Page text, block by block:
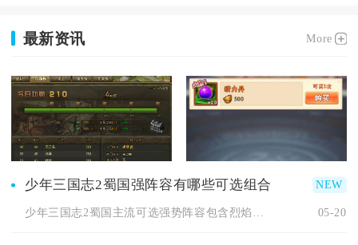
最新资讯 More
少年三国志2蜀国强阵容有哪些可选组合
05-20